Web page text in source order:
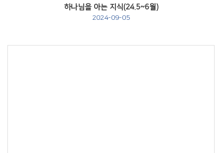
하나님을 아는 지식(24.5~6월)
2024-09-05